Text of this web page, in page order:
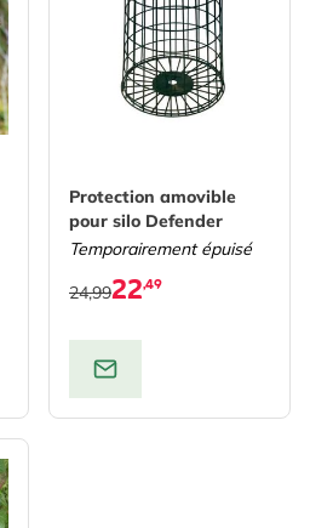
Protection amovible
pour silo Defender
Temporairement épuisé
22,49
24,99